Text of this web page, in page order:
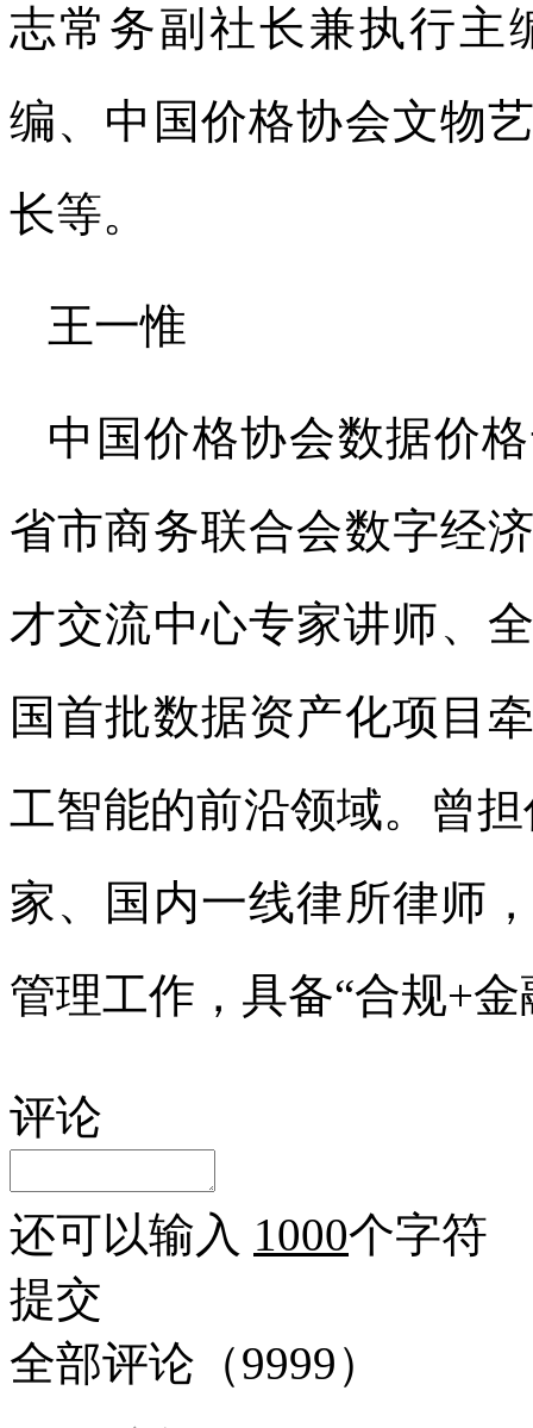
志常务副社长兼执行主
编、中国价格协会文物
长等。
王一惟
中国价格协会数据价
省市商务联合会数字经
才交流中心专家讲师、
国首批数据资产化项目
工智能的前沿领域。曾
家、国内一线律所律师
管理工作，具备“合规+
评论
还可以输入 1000个字符
提交
全部评论（9999）